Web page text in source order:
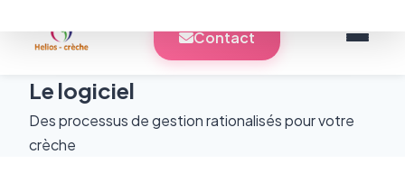
Contact
Le logiciel
Des processus de gestion rationalisés pour votre
crèche